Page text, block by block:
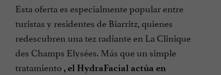
Esta oferta es especialmente popular entre
turistas y residentes de Biarritz, quienes
redescubren una tez radiante en La Clinique
des Champs Elysées. Más que un simple
tratamiento, el HydraFacial actúa en